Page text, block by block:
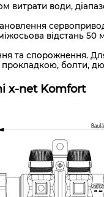
витрати води,
відстань 50
та спорожнення.
болти,
x-net Komfort